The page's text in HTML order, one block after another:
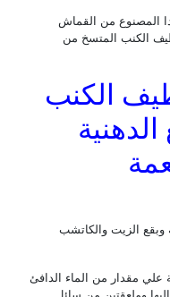
من القماش
المتسخ من
والكاتشب
من الماء الدافئ